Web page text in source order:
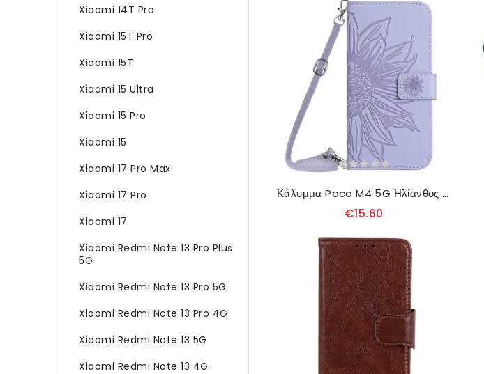
Xiaomi 14T Pro
Xiaomi 15T Pro
Xiaomi 15T
Xiaomi 15 Ultra
Xiaomi 15 Pro
Xiaomi 15
Xiaomi 17 Pro Max
Xiaomi 17 Pro
Xiaomi 17
Xiaomi Redmi Note 13 Pro Plus
5G
Xiaomi Redmi Note 13 Pro 5G
Xiaomi Redmi Note 13 Pro 4G
Xiaomi Redmi Note 13 5G
Xiaomi Redmi Note 13 4G
Κάλυμμα Poco M4 5G Ηλίανθος Με Ιμάντα Ώμου
€15.60